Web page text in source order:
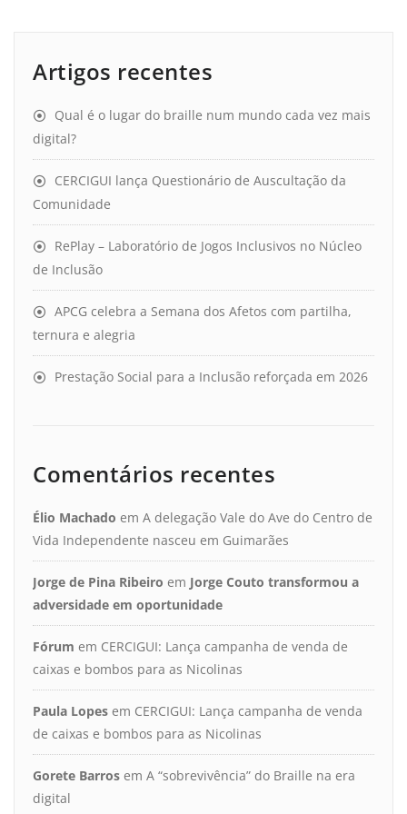
Artigos recentes
Qual é o lugar do braille num mundo cada vez mais
digital?
CERCIGUI lança Questionário de Auscultação da
Comunidade
RePlay – Laboratório de Jogos Inclusivos no Núcleo
de Inclusão
APCG celebra a Semana dos Afetos com partilha,
ternura e alegria
Prestação Social para a Inclusão reforçada em 2026
Comentários recentes
Élio Machado em A delegação Vale do Ave do Centro de
Vida Independente nasceu em Guimarães
Jorge de Pina Ribeiro em Jorge Couto transformou a
adversidade em oportunidade
Fórum em CERCIGUI: Lança campanha de venda de
caixas e bombos para as Nicolinas
Paula Lopes em CERCIGUI: Lança campanha de venda
de caixas e bombos para as Nicolinas
Gorete Barros em A “sobrevivência” do Braille na era
digital